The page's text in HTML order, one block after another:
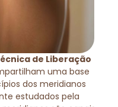
de Liberação
uma base
dos meridianos
estudados pela